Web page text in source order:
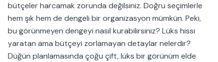
bütçeler harcamak zorunda değilsiniz. Doğru seçimlerle
hem şık hem de dengeli bir organizasyon mümkün. Peki,
bu görünmeyen dengeyi nasıl kurabilirsiniz? Lüks hissi
yaratan ama bütçeyi zorlamayan detaylar nelerdir?
Düğün planlamasında çoğu çift, lüks bir görünüm elde